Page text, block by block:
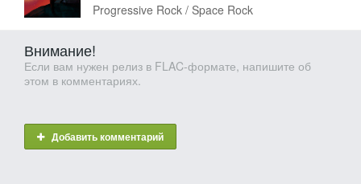
Progressive Rock / Space Rock
Внимание!
Если вам нужен релиз в FLAC-формате, напишите об
этом в комментариях.
Добавить комментарий